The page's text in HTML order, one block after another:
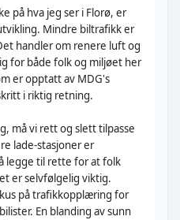
på hva jeg ser i Florø, er
Mindre biltrafikk er
handler om renere luft og
for både folk og miljøet her
er opptatt av MDG's
i riktig retning.
må vi rett og slett tilpasse
lade-stasjoner er
legge til rette for at folk
er selvfølgelig viktig.
på trafikkopplæring for
En blanding av sunn